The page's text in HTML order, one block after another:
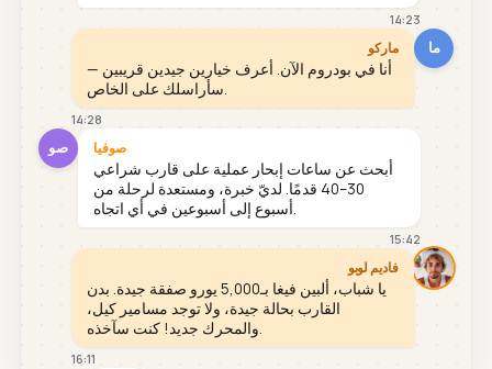
14:23
ما ماركو
أنا في بودروم الآن. أعرف خيارين جيدين قريبين —
سأراسلك على الخاص.
14:28
صو صوفيا
أبحث عن ساعات إبحار عملية على قارب شراعي
30–40 قدمًا. لديّ خبرة، ومستعدة لرحلة من
أسبوع إلى أسبوعين في أي اتجاه.
15:42
فاديم لوبو
يا شباب، ألبين فيغا بـ5,000 يورو صفقة جيدة. بدن
القارب بحالة جيدة، ولا توجد مسامير كيل،
والمحرك جديد! كنت سآخذه.
16:11